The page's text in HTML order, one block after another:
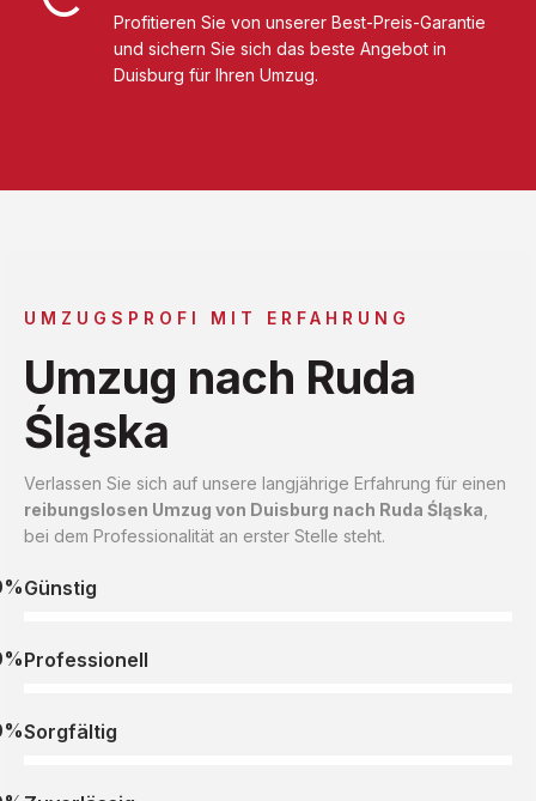
Profitieren Sie von unserer Best-Preis-Garantie
und sichern Sie sich das beste Angebot in
Duisburg für Ihren Umzug.
UMZUGSPROFI MIT ERFAHRUNG
Umzug nach Ruda
Śląska
Verlassen Sie sich auf unsere langjährige Erfahrung für einen
reibungslosen Umzug von Duisburg nach Ruda Śląska
bei dem Professionalität an erster Stelle steht.
Günstig
Professionell
Sorgfältig